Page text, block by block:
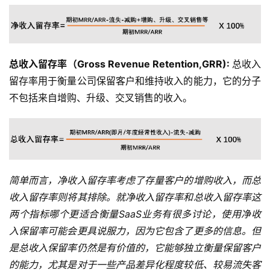
总收入留存率（Gross Revenue Retention,GRR): 总收入
留存率用于衡量公司保留客户和维持收入的能力，它的分子
不包括来自增购、升级、交叉销售的收入。
简单而言，净收入留存率考虑了存量客户的增购收入，而总
收入留存率则将其排除。就净收入留存率和总收入留存率这
两个指标哪个更适合衡量SaaS业务有很多讨论，使用净收
入保留率可能会更具说服力，因为它包含了更多的信息。但
是总收入保留率仍然是有价值的，它能够独立衡量保留客户
的能力，尤其是对于一些产品差异化程度较低、较易流失客